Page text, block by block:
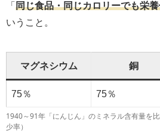
「 同じ食品・同じカロリーでも栄
いうこと。
マグネシウム 銅
75％ 75％
1940～91年「にんじん」のミネラル含有量を
少率）